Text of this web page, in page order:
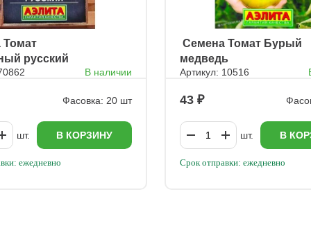
Томат
русский
В наличии
Фасовка: 20 шт
шт. В КОРЗИНУ
ежедневно
ㅤ Семена Томат Бурый
медведь
Артикул: 10516
43
шт. В
Срок отправки: ежедневно